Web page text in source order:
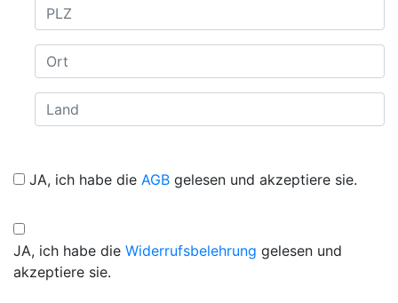
JA, ich habe die AGB gelesen und akzeptiere sie.
JA, ich habe die Widerrufsbelehrung gelesen und
akzeptiere sie.